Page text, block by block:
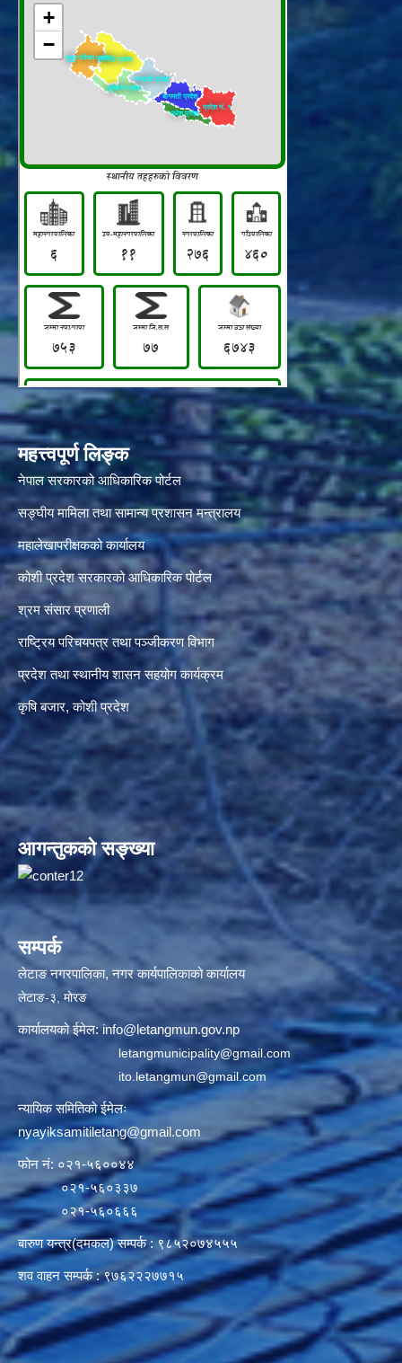
महत्त्वपूर्ण लिङ्क
नेपाल सरकारको आधिकारिक पोर्टल
सङ्‍घीय मामिला तथा सामान्य प्रशासन मन्त्रालय
महालेखापरीक्षकको कार्यालय
कोशी प्रदेश सरकारको आधिकारिक पोर्टल
श्रम संसार प्रणाली
राष्ट्रिय परिचयपत्र तथा पञ्जीकरण विभाग
प्रदेश तथा स्थानीय शासन सहयोग कार्यक्रम
कृषि बजार, कोशी प्रदेश
आगन्तुकको सङ्ख्या
सम्पर्क
लेटाङ नगरपालिका, नगर कार्यपालिकाको कार्यालय
लेटाङ-३, मोरङ
कार्यालयको ईमेल:info@letangmun.gov.np
letangmunicipality@gmail.com
ito.letangmun@gmail.com
न्यायिक समितिको ईमेलः
nyayiksamitiletang@gmail.com
फोन नं: ०२१-५६००४४
०२१-५६०३३७
०२१-५६०६६६
बारुण यन्त्र(दमकल) सम्पर्क : ९८५२०७४५५५
शव वाहन सम्पर्क : ९७६२२२७७१५